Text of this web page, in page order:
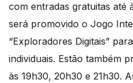
com entradas gratuitas até
será promovido o Jogo
“Exploradores Digitais”
individuais. Estão também
às 19h30, 20h30 e 21h30.